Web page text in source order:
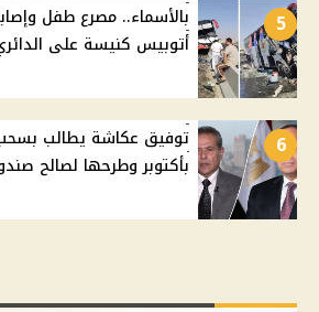
5
أتوبيس كنيسة على
6
بأكتوبر وطرحها لصالح